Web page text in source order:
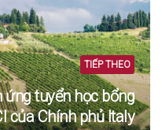
TIẾP THEO
ứng tuyển học bổng
của Chính phủ Italy